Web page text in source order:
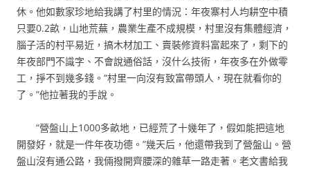
休。他如數家珍地給我講了村里的情況：年夜寨村人均耕空中積
只要0.2畝，山地荒蕪，農業生產不成規模，村里沒有集體經濟，
腦子活的村平易近，搞木材加工、賣裝修資料富起來了，剩下的
年夜部門不識字、不會說通俗話，沒什么技術，年夜多在外做零
工，掙不到幾多錢。“村里一向沒有致富帶頭人，現在就看你的
了。”他拉著我的手說。
“營盤山上1000多畝地，已經荒了十幾年了，假如能把這地
開發好，就是一件年夜功德。”幾天后，他還帶我到了營盤山。營
盤山沒有通公路，我倆撥開齊腰深的雜草一路走著。老文書給我